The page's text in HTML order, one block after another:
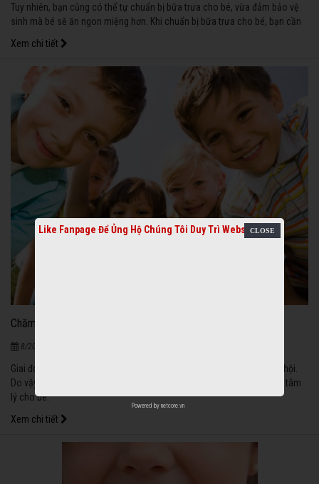
Tuy nhiên, bạn cũng có thể tự chuẩn bị bữa trưa cho bé, vừa đảm bảo vệ
sinh mà bé sẽ ăn ngon miệng hơn. Khi chuẩn bị bữa trưa cho bé, bạn cần
kết hợp nhiều món ăn và lưu ý cung cấp cho bé đầy đủ các thành phần
dinh dưỡng từ các nguyên liệu chế biến.
Xem chi tiết
Chăm sóc đúng cách cho bé
8/20/2020
Giai đoạn 6 - 12 tuổi là bé bắt đầu phải tự lập, học tập và giao tiếp xã hội.
Do vậy, cha mẹ cần chuẩn bị những trang bị cơ bản về cả thể chất và tâm
lý cho bé.
Xem chi tiết
Like Fanpage Để Ủng Hộ Chúng Tôi Duy Trì Website
Powered by netcore.vn